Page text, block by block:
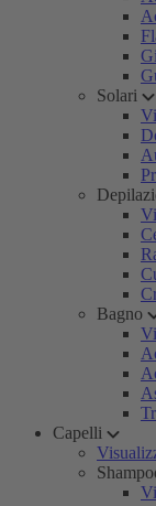
Solari
Bagno
Capelli